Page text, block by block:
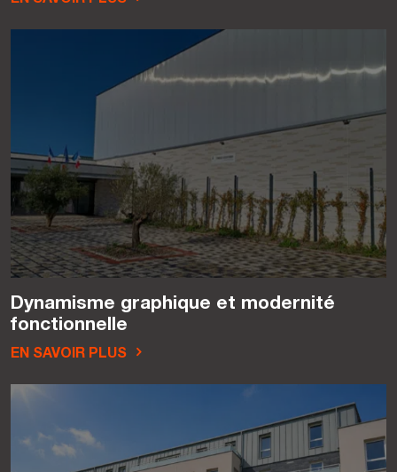
Dynamisme graphique et modernité
fonctionnelle
EN SAVOIR PLUS